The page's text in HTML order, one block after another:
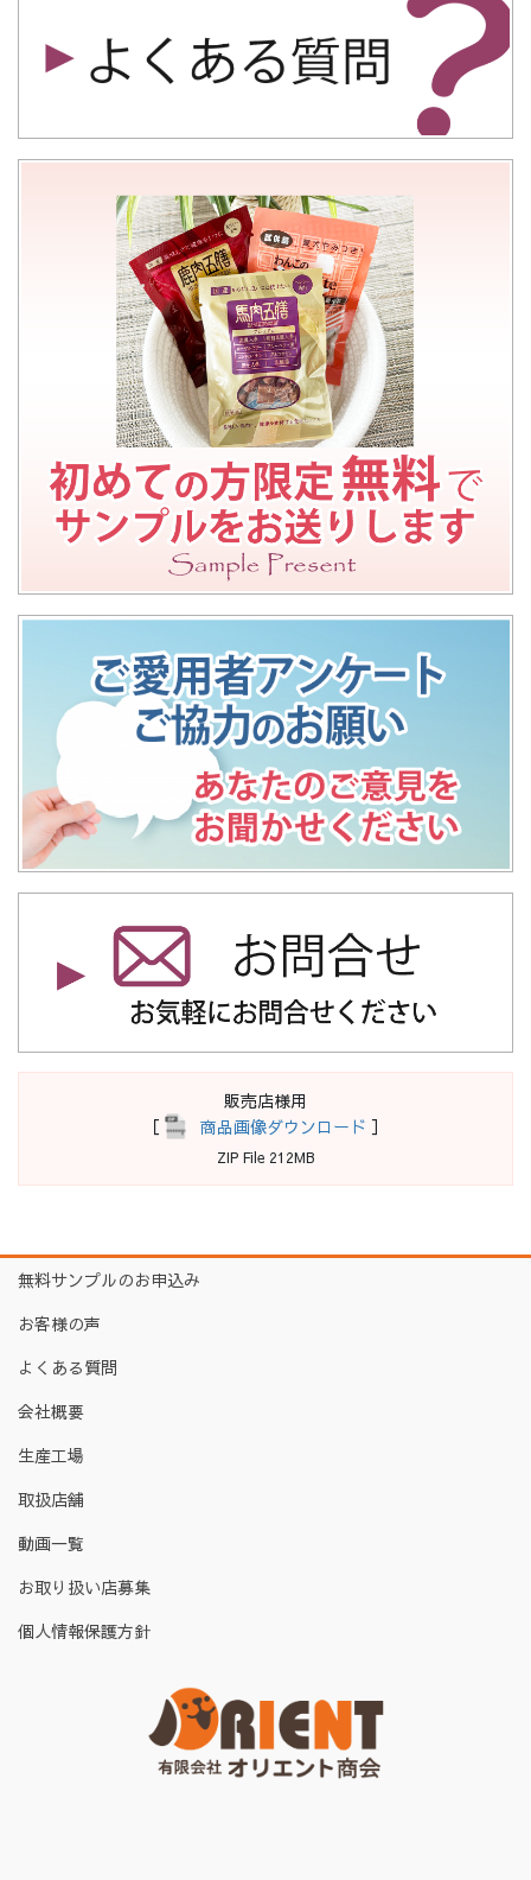
販売店様用
［
商品画像ダウンロード ］
ZIP File 212MB
無料サンプルのお申込み
お客様の声
よくある質問
会社概要
生産工場
取扱店舗
動画一覧
お取り扱い店募集
個人情報保護方針